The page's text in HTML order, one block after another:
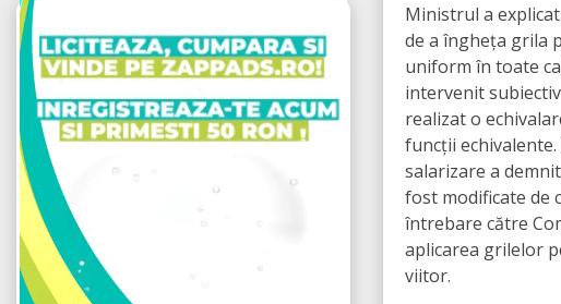
Ministrul a
de a îngheța grila
uniform în toate
intervenit
realizat o
funcții
salarizare a
fost modificate de
întrebare către
aplicarea grilelor
viitor.